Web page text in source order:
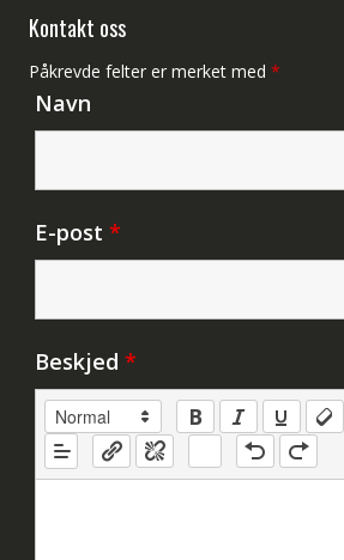
Kontakt oss
Påkrevde felter er merket med *
Navn
E-post *
Beskjed *